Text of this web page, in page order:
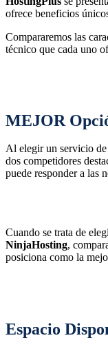
ofrece beneficios
Compararemos las
técnico que cada uno
MEJOR
Al elegir un servicio de
dos competidores
puede responder a las
Cuando se trata de
NinjaHosting,
posiciona como la
Espacio